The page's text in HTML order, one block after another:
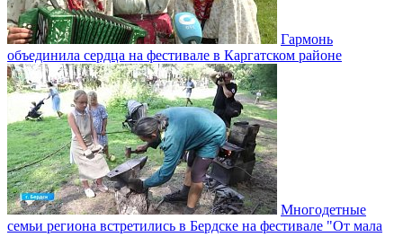
Гармонь
объединила сердца на фестивале в Каргатском районе
Многодетные
семьи региона встретились в Бердске на фестивале "От мала